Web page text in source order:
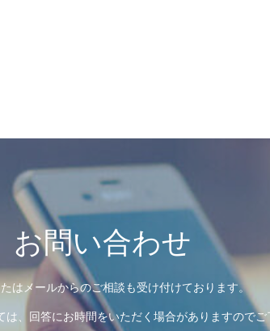
お問い合わせ
はメールからのご相談も受け付けております。
、回答にお時間をいただく場合がありますのでご